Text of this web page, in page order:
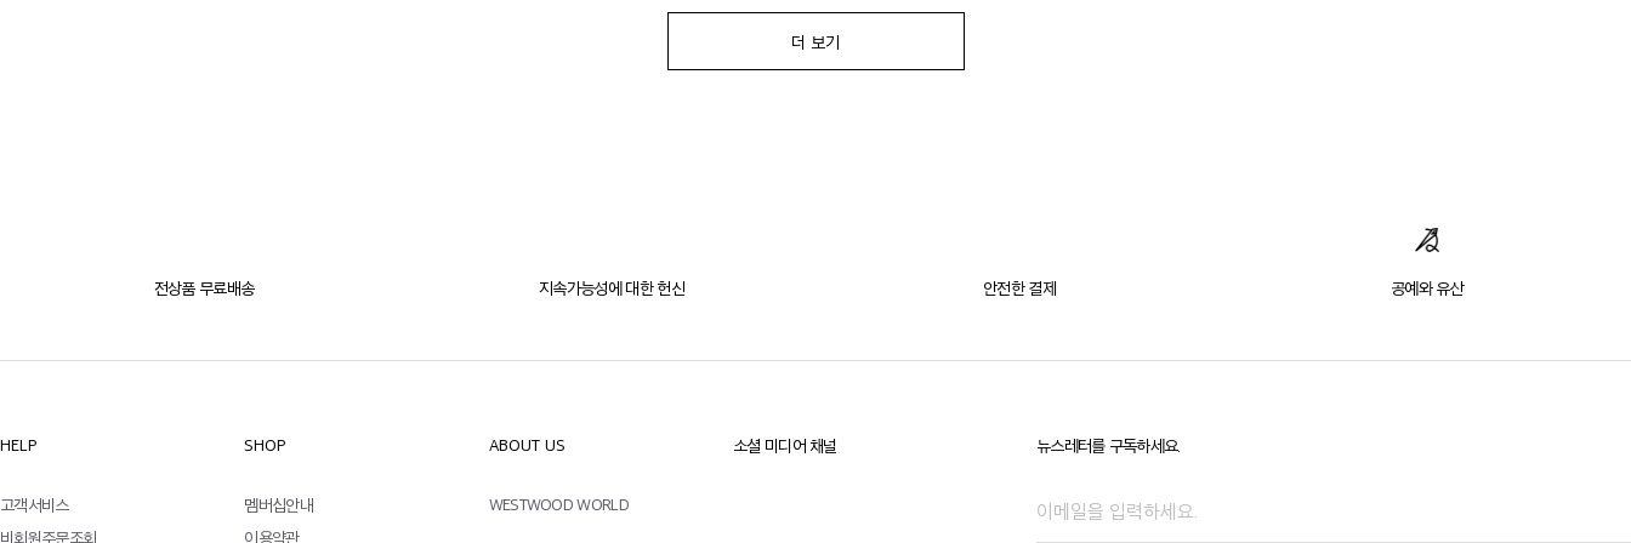
더 보기
전상품 무료배송 지속가능성에 대한헌신 안전한 결제 공예와 유산
뉴스레터를 구독하세요.
소셜 미디어 채널
HELP
고객서비스
비회원주문조회
SHOP
멤버십안내
이용약관
ABOUT US
WESTWOOD WORLD